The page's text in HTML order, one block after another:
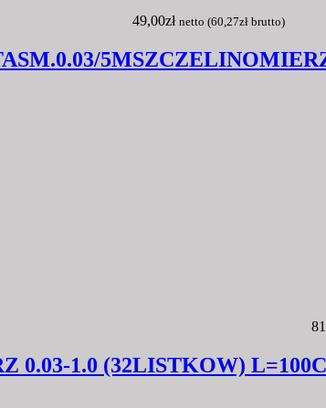
5M
49,00zł netto (60,27zł brutto)
0.03-1.0 (32LISTKOW) L=100